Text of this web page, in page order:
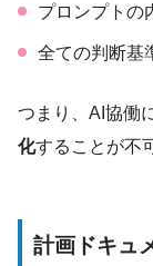
プロンプトの
全ての判断基
つまり、AI協働
化することが不
計画ドキュ